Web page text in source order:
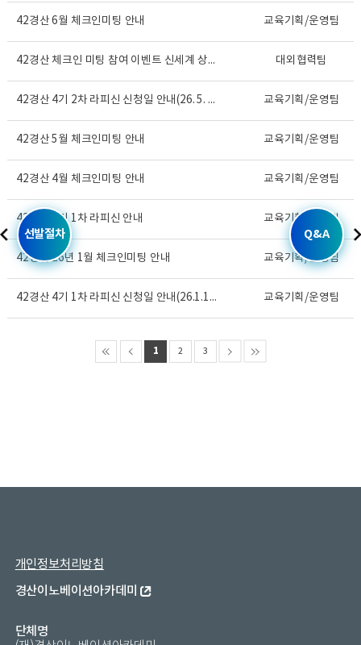
선발절차 Q&A
42경산 6월 체크인미팅 안내 교육기획/운영팀
42경산 체크인 미팅 참여 이벤트 신세계 상품권 증정 대외협력팀
42경산 4기 2차 라피신 신청일 안내(26. 5. 1... 교육기획/운영팀
42경산 5월 체크인미팅 안내 교육기획/운영팀
42경산 4월 체크인미팅 안내 교육기획/운영팀
42경산 4기 1차 라피신 안내 교육기획/운영팀
42경산 26년 1월 체크인미팅 안내 교육기획/운영팀
42경산 4기 1차 라피신 신청일 안내(26.1.1.... 교육기획/운영팀
1 2 3
단체명
개인정보처리방침
경산이노베이션아카데미